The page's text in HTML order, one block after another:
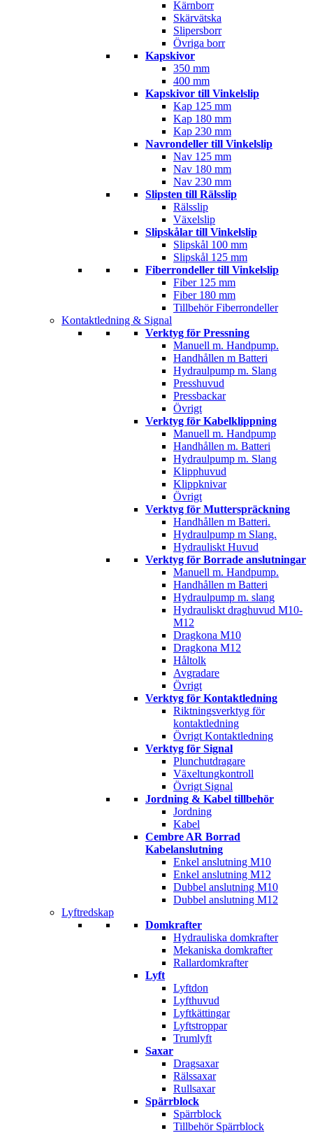
Kärnborr
Skärvätska
Slipersborr
Övriga borr
Kapskivor
350 mm
400 mm
Kapskivor till Vinkelslip
Kap 125 mm
Kap 180 mm
Kap 230 mm
Navrondeller till Vinkelslip
Nav 125 mm
Nav 180 mm
Nav 230 mm
Slipsten till Rälsslip
Rälsslip
Växelslip
Slipskålar till Vinkelslip
Slipskål 100 mm
Slipskål 125 mm
Fiberrondeller till Vinkelslip
Fiber 125 mm
Fiber 180 mm
Tillbehör Fiberrondeller
Kontaktledning & Signal
Verktyg för Pressning
Manuell m. Handpump.
Handhållen m Batteri
Hydraulpump m. Slang
Presshuvud
Pressbackar
Övrigt
Verktyg för Kabelklippning
Manuell m. Handpump
Handhållen m. Batteri
Hydraulpump m. Slang
Klipphuvud
Klippknivar
Övrigt
Verktyg för Mutterspräckning
Handhållen m Batteri.
Hydraulpump m Slang.
Hydrauliskt Huvud
Verktyg för Borrade anslutningar
Manuell m. Handpump.
Handhållen m Batteri
Hydraulpump m. slang
Hydrauliskt draghuvud M10-
M12
Dragkona M10
Dragkona M12
Håltolk
Avgradare
Övrigt
Verktyg för Kontaktledning
Riktningsverktyg för
kontaktledning
Övrigt Kontaktledning
Verktyg för Signal
Plunchutdragare
Växeltungkontroll
Övrigt Signal
Jordning & Kabel tillbehör
Jordning
Kabel
Cembre AR Borrad
Kabelanslutning
Enkel anslutning M10
Enkel anslutning M12
Dubbel anslutning M10
Dubbel anslutning M12
Lyftredskap
Domkrafter
Hydrauliska domkrafter
Mekaniska domkrafter
Rallardomkrafter
Lyft
Lyftdon
Lyfthuvud
Lyftkättingar
Lyftstroppar
Trumlyft
Saxar
Dragsaxar
Rälssaxar
Rullsaxar
Spärrblock
Spärrblock
Tillbehör Spärrblock